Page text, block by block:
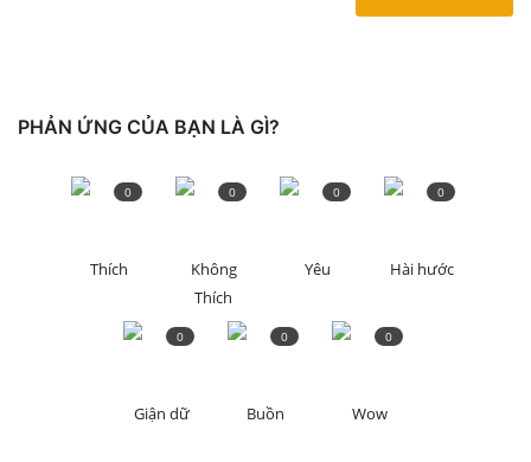
THỂ THAO
Ngôn ngữ
PHẢN ỨNG CỦA BẠN LÀ GÌ?
Thích
0
Không
Thích
0
Yêu
0
Hài hước
0
Giận dữ
0
Buồn
0
Wow
0